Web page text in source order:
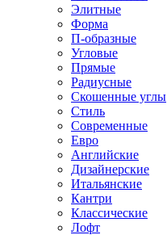
Элитные
Форма
П-образные
Угловые
Прямые
Радиусные
Скошенные углы
Стиль
Современные
Евро
Английские
Дизайнерские
Итальянские
Кантри
Классические
Лофт